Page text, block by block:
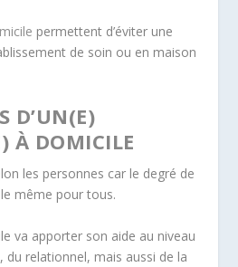
permettent d’éviter une
de soin ou en maison
D’UN(E)
À DOMICILE
les personnes car le degré de
même pour tous.
va apporter son aide au niveau
du relationnel, mais aussi de la